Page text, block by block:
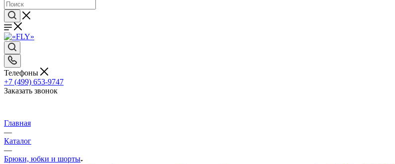
Телефоны
+7 (499) 653-9747
Заказать звонок
Главная
—
Каталог
—
Брюки, юбки и шорты